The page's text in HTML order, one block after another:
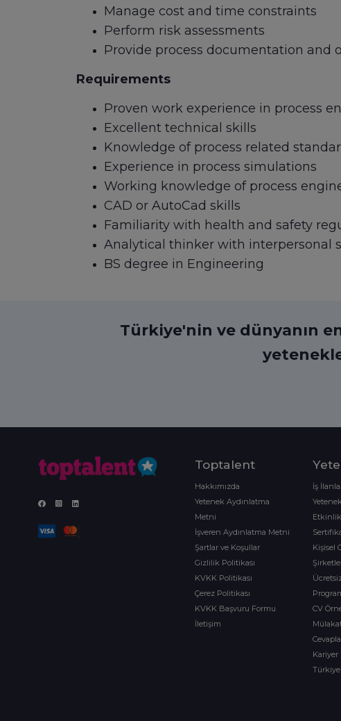
Manage cost and time constraints
Perform risk assessments
Provide process documentation and
Requirements
Proven work experience in process
Excellent technical skills
Knowledge of process related
Experience in process simulations
Working knowledge of process
CAD or AutoCad skills
Familiarity with health and safety
Analytical thinker with interpersonal
BS degree in Engineering
Türkiye'nin ve dünyanın
Toptalent
Hakkımızda
Yetenek Aydınlatma
Metni
İşveren Aydınlatma Metni
Şartlar ve Koşullar
Gizlilik Politikası
KVKK Politikası
Çerez Politikası
KVKK Başvuru Formu
İletişim
İş
Kişisel
CV
Kariyer